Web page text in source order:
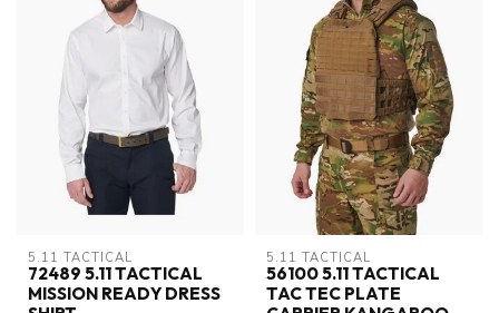
5.11 TACTICAL
72489 5.11 TACTICAL
MISSION READY DRESS
5.11 TACTICAL
56100 5.11 TACTICAL
TAC TEC PLATE